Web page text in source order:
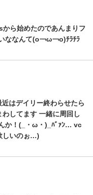
ら始めたのであんまりフ
ななんて(o￢ω￢o)ﾁﾗﾁﾗ
はデイリー終わらせたら
わしてます 一緒に周回し
か！(_・ω・)_ﾊﾞｧﾝ… vc
しいのぉ…)